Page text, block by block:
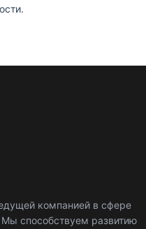
компанией в сфере
способствуем развитию